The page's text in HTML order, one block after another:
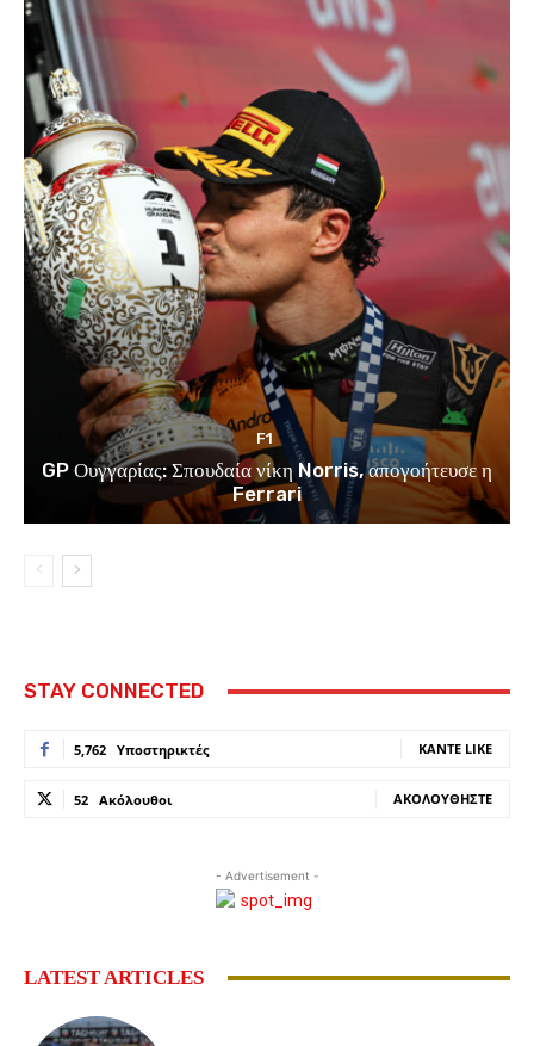
F1
GP Ουγγαρίας: Σπουδαία νίκη Norris, απογοήτευσε η
Ferrari
STAY CONNECTED
5,762 Υποστηρικτές ΚΆΝΤΕ LIKE
52 Ακόλουθοι ΑΚΟΛΟΥΘΉΣΤΕ
- Advertisement -
LATEST ARTICLES